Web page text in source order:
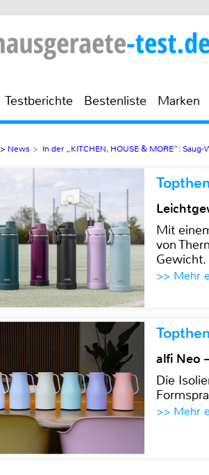
Testberichte Bestenliste Marken
> News > In der „KITCHEN, HOUSE & MORE“:
Mit
von
Gewicht.
>> Mehr
alfi Neo
Die
>> Mehr